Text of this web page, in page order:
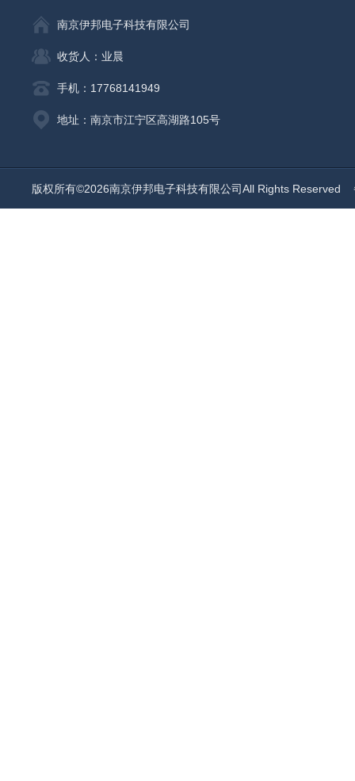
南京伊邦电子科技有限公司
收货人：业晨
手机：17768141949
地址：南京市江宁区高湖路105号
版权所有©2026南京伊邦电子科技有限公司All Rights Reserved